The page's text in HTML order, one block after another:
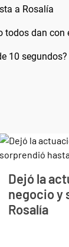
a Rosalía
todos dan con
10 segundos?
Dejó la
negocio y
Rosalía